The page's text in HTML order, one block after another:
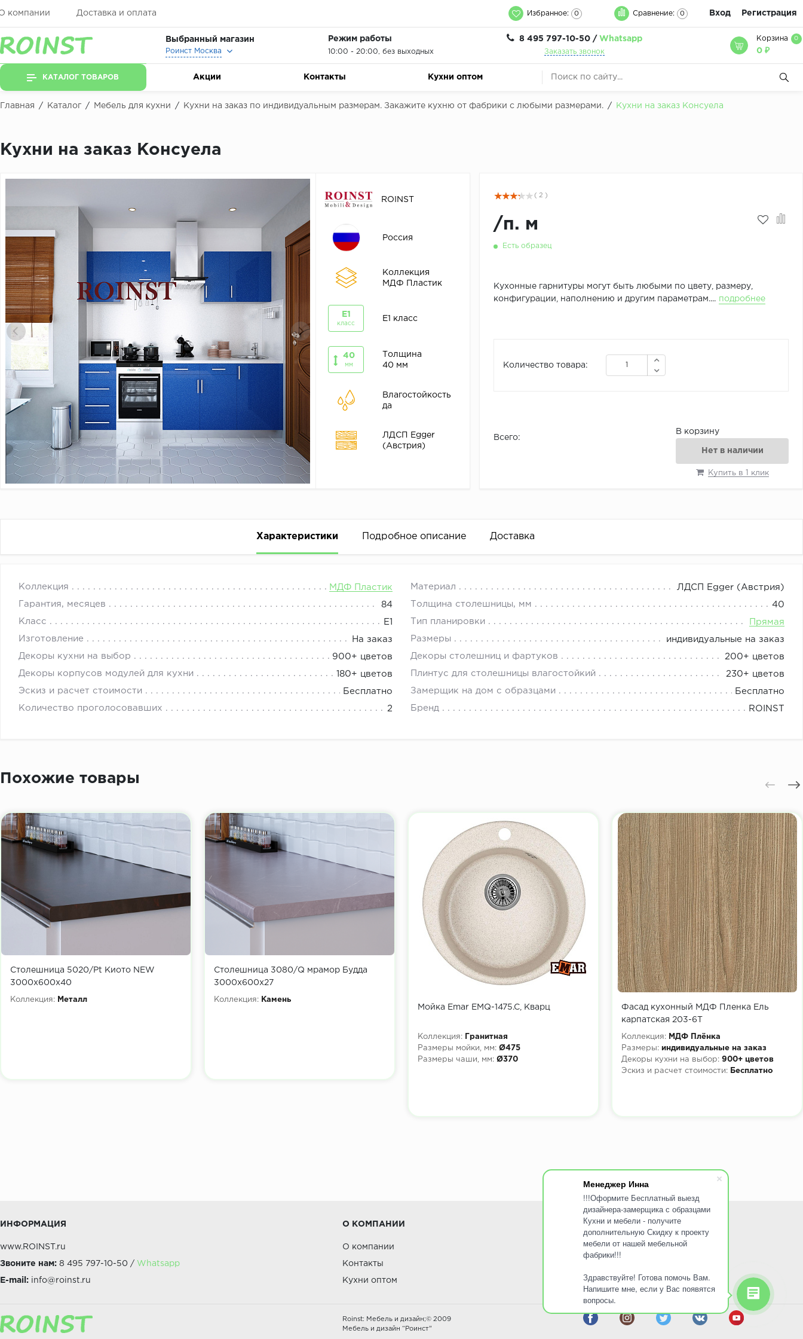
Менеджер Инна
!!!Оформите Бесплатный выезд
дизайнера-замерщика с образцами
Кухни и мебели - получите
дополнительную Скидку к проекту
мебели от нашей мебельной
фабрики!!!
Здравствуйте! Готова помочь Вам.
Напишите мне, если у Вас появятся
вопросы.
компании Доставка и оплата Избранное: 0 Сравнение: 0 Вход Регистрация
Выбранный магазин
Роинст Москва
Режим работы
10:00 - 20:00, без выходных
8 495 797-10-50 / Whatsapp
Заказать звонок
Корзина 0
0 ₽
КАТАЛОГ ТОВАРОВ Акции Контакты Кухни оптом
Главная / Каталог / Мебель для кухни / Кухни на заказ по индивидуальным размерам. Закажите кухню от фабрики с любыми размерами. / Кухни на заказ Консуела
Кухни на заказ Консуела
ROINST
Россия
Коллекция
МДФ Пластик
E1
класс
E1 класс
40
мм
Толщина
40 мм
Влагостойкость
да
ЛДСП Egger
(Австрия)
( 2 )
/п. м
Есть образец
Кухонные гарнитуры могут быть любыми по цвету, размеру,
конфигурации, наполнению и другим параметрам.... подробнее
Количество товара:
Всего:
В корзину
Нет в наличии
Купить в 1 клик
Характеристики Подробное описание Доставка
Коллекция МДФ Пластик Материал ЛДСП Egger (Австрия)
Гарантия, месяцев 84 Толщина столешницы, мм 40
Класс E1 Тип планировки Прямая
Изготовление На заказ Размеры индивидуальные на заказ
Декоры кухни на выбор 900+ цветов Декоры столешниц и фартуков 200+ цветов
Декоры корпусов модулей для кухни 180+ цветов Плинтус для столешницы влагостойкий 230+ цветов
Эскиз и расчет стоимости Бесплатно Замерщик на дом с образцами Бесплатно
Количество проголосовавших 2 Бренд ROINST
Все цвета или параметры товаров, из которых состоит комплект мебели, представлены в их описаниях.
Точную стоимость кухонной мебели на заказ под ваши размеры и пожелания просчитает дизайнер.
Похожие товары
Столешница 5020/Pt Киото NEW
3000х600х40
Коллекция: Металл
Столешница 3080/Q мрамор Будда
3000х600х27
Коллекция: Камень
Мойка Emar EMQ-1475.C, Кварц
Коллекция:
Гранитная
Размеры мойки, мм: Ø475
Размеры чаши, мм: Ø370
Фасад кухонный МДФ Пленка Ель
карпатская 203-6Т
Коллекция:
МДФ Плёнка
Размеры: индивидуальные на заказ
Декоры кухни на выбор: 900+ цветов
Эскиз и расчет стоимости:
Бесплатно
ИНФОРМАЦИЯ
www.ROINST.ru
Звоните нам: 8 495 797-10-50 / Whatsapp
E-mail: info@roinst.ru
О КОМПАНИИ
О компании
Контакты
Кухни оптом
ПОКУПАТЕЛЯМ
Доставка и оплата
Акции
Roinst: Мебель и дизайн;© 2009
Мебель и дизайн “Роинст”